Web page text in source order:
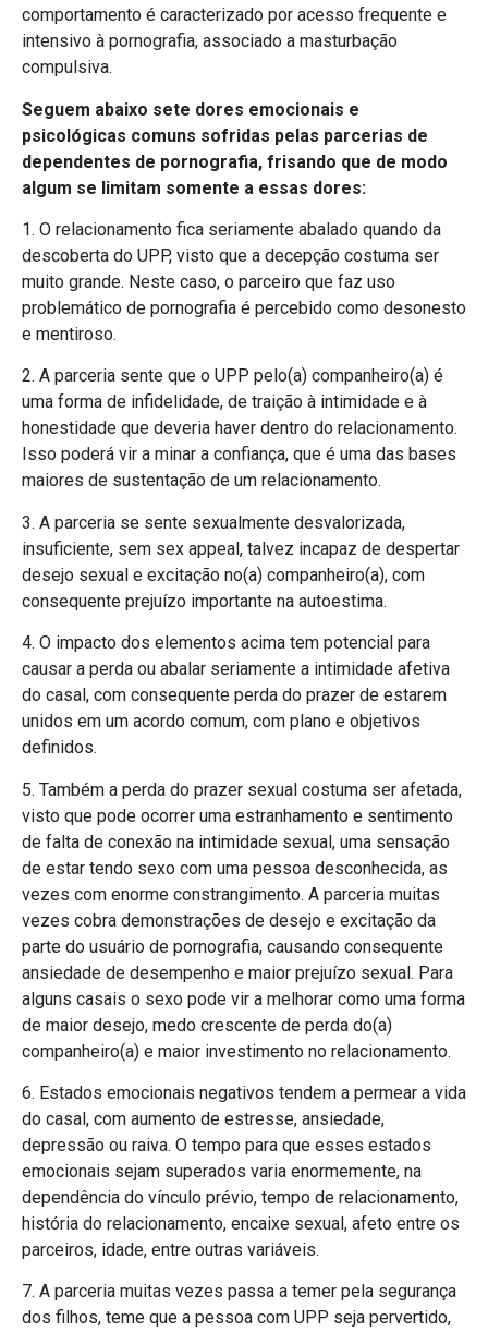
comportamento é caracterizado por acesso frequente e
intensivo à pornografia, associado a masturbação
compulsiva.
Seguem abaixo sete dores emocionais e
psicológicas comuns sofridas pelas parcerias de
dependentes de pornografia, frisando que de modo
algum se limitam somente a essas dores:
1. O relacionamento fica seriamente abalado quando da
descoberta do UPP, visto que a decepção costuma ser
muito grande. Neste caso, o parceiro que faz uso
problemático de pornografia é percebido como desonesto
e mentiroso.
2. A parceria sente que o UPP pelo(a) companheiro(a) é
uma forma de infidelidade, de traição à intimidade e à
honestidade que deveria haver dentro do relacionamento.
Isso poderá vir a minar a confiança, que é uma das bases
maiores de sustentação de um relacionamento.
3. A parceria se sente sexualmente desvalorizada,
insuficiente, sem sex appeal, talvez incapaz de despertar
desejo sexual e excitação no(a) companheiro(a), com
consequente prejuízo importante na autoestima.
4. O impacto dos elementos acima tem potencial para
causar a perda ou abalar seriamente a intimidade afetiva
do casal, com consequente perda do prazer de estarem
unidos em um acordo comum, com plano e objetivos
definidos.
5. Também a perda do prazer sexual costuma ser afetada,
visto que pode ocorrer uma estranhamento e sentimento
de falta de conexão na intimidade sexual, uma sensação
de estar tendo sexo com uma pessoa desconhecida, as
vezes com enorme constrangimento. A parceria muitas
vezes cobra demonstrações de desejo e excitação da
parte do usuário de pornografia, causando consequente
ansiedade de desempenho e maior prejuízo sexual. Para
alguns casais o sexo pode vir a melhorar como uma forma
de maior desejo, medo crescente de perda do(a)
companheiro(a) e maior investimento no relacionamento.
6. Estados emocionais negativos tendem a permear a vida
do casal, com aumento de estresse, ansiedade,
depressão ou raiva. O tempo para que esses estados
emocionais sejam superados varia enormemente, na
dependência do vínculo prévio, tempo de relacionamento,
história do relacionamento, encaixe sexual, afeto entre os
parceiros, idade, entre outras variáveis.
7. A parceria muitas vezes passa a temer pela segurança
dos filhos, teme que a pessoa com UPP seja pervertido,